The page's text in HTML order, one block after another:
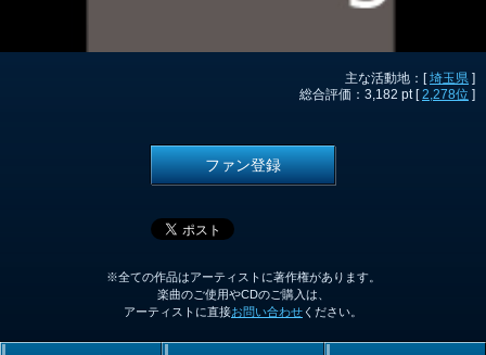
主な活動地：[埼玉県 ]
総合評価：3,182 pt [2,278位 ]
ファン登録
※全ての作品はアーティストに著作権があります。
楽曲のご使用やCDのご購入は、
アーティストに直接お問い合わせ ください。